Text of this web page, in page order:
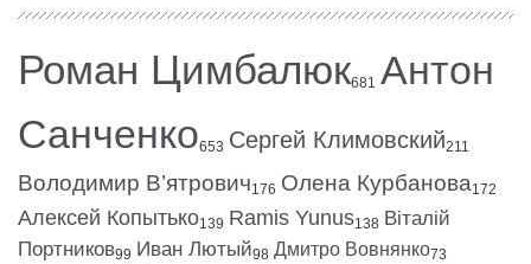
Роман Цимбалюк681 Антон
Санченко653 Сергей Климовский211
Володимир В’ятрович176 Олена Курбанова172
Алексей Копытько139 Ramis Yunus138 Віталій
Портников99 Иван Лютый98 Дмитро Вовнянко73